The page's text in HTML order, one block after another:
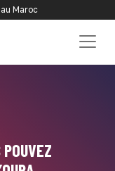
Maroc